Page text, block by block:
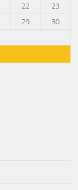
22
23
29
30